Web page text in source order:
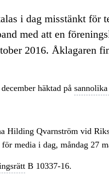
i dag misstänkt för
med att en
2016. Åklagaren
häktad på
Hilding Qvarnström vid
media i dag, måndag 27
B 10337-16.